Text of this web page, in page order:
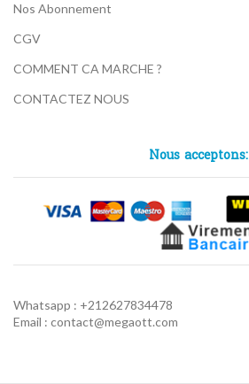
Nos Abonnement
CGV
COMMENT CA MARCHE ?
CONTACTEZ NOUS
Nous acceptons:
Whatsapp : +212627834478
Email : contact@megaott.com